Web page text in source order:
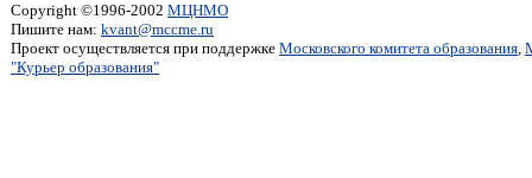
Copyright ©1996-2002 МЦНМО
Пишите нам: kvant@mccme.ru
Проект осуществляется при поддержке Московского комитета образования,
"Курьер образования"